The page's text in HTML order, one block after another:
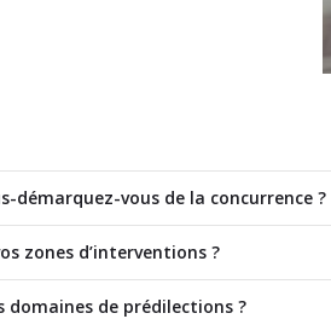
démarquez-vous de la concurrence ?
zones d’interventions ?
domaines de prédilections ?